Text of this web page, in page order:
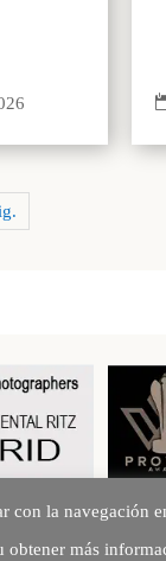
la navegación
obtener más